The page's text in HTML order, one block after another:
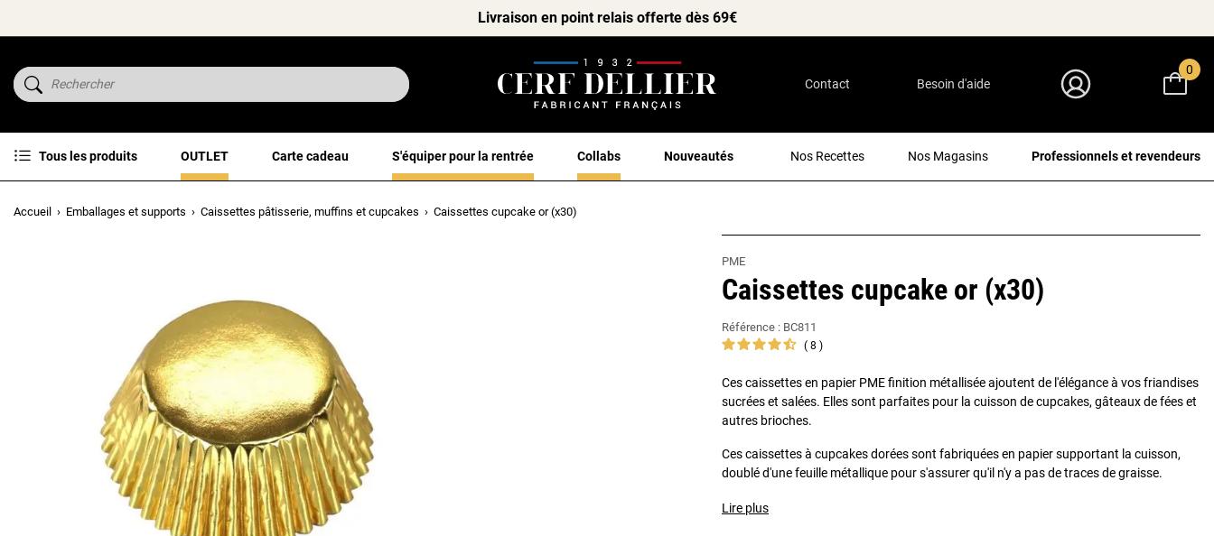
Livraison en point relais offerte dès 69€
Contact Besoin d'aide
0
Tous les produits OUTLET Carte cadeau S'équiper pour la rentrée Collabs Nouveautés Nos Recettes Nos Magasins Professionnels et revendeurs
Accueil Emballages et supports Caissettes pâtisserie, muffins et cupcakes Caissettes cupcake or (x30)
PME
Caissettes cupcake or (x30)
Référence : BC811
8
Ces caissettes en papier PME finition métallisée ajoutent de l'élégance à vos friandises
sucrées et salées. Elles sont parfaites pour la cuisson de cupcakes, gâteaux de fées et
autres brioches.
Ces caissettes à cupcakes dorées sont fabriquées en papier supportant la cuisson,
doublé d'une feuille métallique pour s'assurer qu'il n'y a pas de traces de graisse.
Lire plus